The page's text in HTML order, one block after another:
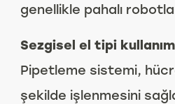
genellikle pahalı
Sezgisel el tipi kullanım
Pipetleme sistemi,
şekilde işlenmesini